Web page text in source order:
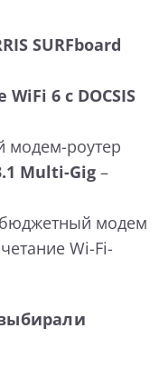
SURFboard
6 с DOCSIS
модем-роутер
Multi-Gig –
модем
Wi-Fi-